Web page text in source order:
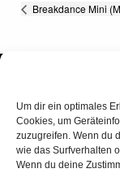
Um dir ein optimales
Cookies, um
zuzugreifen. Wenn du
wie das Surfverhalten
Wenn du deine
Breakdance Mini